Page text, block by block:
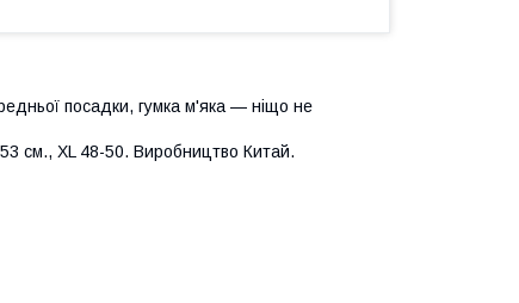
посадки, гумка м'яка — ніщо не
см., XL 48-50. Виробництво Китай.